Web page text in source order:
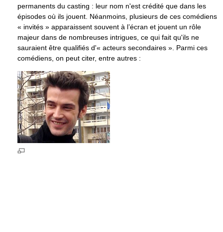
permanents du casting : leur nom n'est crédité que dans les
épisodes où ils jouent. Néanmoins, plusieurs de ces comédiens
« invités » apparaissent souvent à l’écran et jouent un rôle
majeur dans de nombreuses intrigues, ce qui fait qu'ils ne
sauraient être qualifiés d'« acteurs secondaires ». Parmi ces
comédiens, on peut citer, entre autres :